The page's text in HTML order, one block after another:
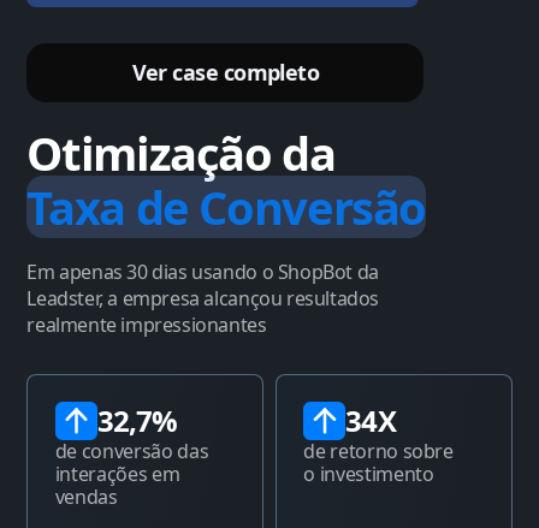
Ver case completo
Otimização da
Taxa de Conversão
Em apenas 30 dias usando o ShopBot da
Leadster, a empresa alcançou resultados
realmente impressionantes
32,7%
de conversão das
interações em
vendas
34X
de retorno sobre
o investimento